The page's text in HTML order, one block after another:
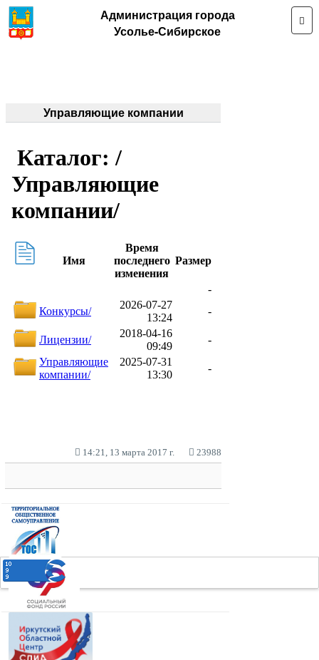
Администрация города
Усолье-Сибирское
Управляющие компании
14:21, 13 марта 2017 г. 23988